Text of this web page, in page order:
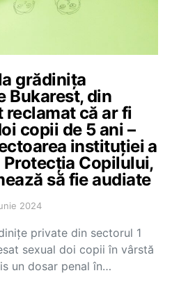
grădinița
Bukarest, din
reclamat că ar fi
copii de 5 ani –
instituției a
Copilului,
să fie audiate
2024
private din sectorul 1
sexual doi copii în vârstă
un dosar penal în…